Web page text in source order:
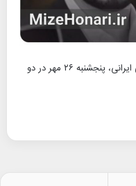
محمدرضا منصوری، خواننده جوان موسیقی ایرانی، پنجشنبه ۲۶ مهر در دو